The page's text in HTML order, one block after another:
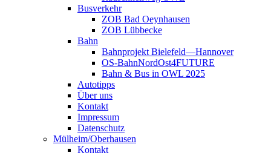
Busverkehr
ZOB Bad Oeynhausen
ZOB Lübbecke
Bahn
Bahnprojekt Bielefeld—Hannover
OS-BahnNordOst4FUTURE
Bahn & Bus in OWL 2025
Autotipps
Über uns
Kontakt
Impressum
Datenschutz
Mülheim/Oberhausen
Kontakt